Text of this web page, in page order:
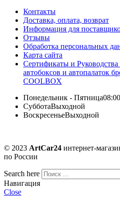
Контакты
Доставка, оплата, возврат
Информация для
Отзывы
Обработка персональных
Карта сайта
Сертификаты и Руководства
автобоксов и автопалаток
COOLBOX
Понедельник - Пятница
СубботаВыходной
ВоскресеньеВыходной
© 2023 ArtCar24 интернет-
по России
Search here
Навигация
Close